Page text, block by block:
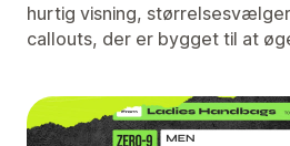
hurtig visning,
callouts, der er bygget til at